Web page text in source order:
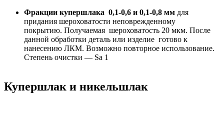
Фракции купершлака 0,1-0,6 и 0,1-0,8 мм для
придания шероховатости неповрежденному
покрытию. Получаемая шероховатость 20 мкм. После
данной обработки деталь или изделие готово к
нанесению ЛКМ. Возможно повторное использование.
Степень очистки — Sa 1
Купершлак и никельшлак